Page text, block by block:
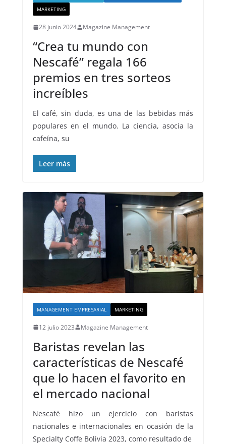
MARKETING
28 junio 2024 Magazine Management
“Crea tu mundo con
Nescafé” regala 166
premios en tres sorteos
increíbles
El café, sin duda, es una de las bebidas más
populares en el mundo. La ciencia, asocia la
cafeína, su
Leer más
MANAGEMENT EMPRESARIAL MARKETING
12 julio 2023 Magazine Management
Baristas revelan las
características de Nescafé
que lo hacen el favorito en
el mercado nacional
Nescafé hizo un ejercicio con baristas
nacionales e internacionales en ocasión de la
Specialty Coffe Bolivia 2023, como resultado de